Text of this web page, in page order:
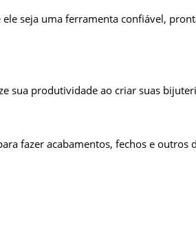
seja uma ferramenta confiável,
sua produtividade ao criar suas
fazer acabamentos, fechos e outros